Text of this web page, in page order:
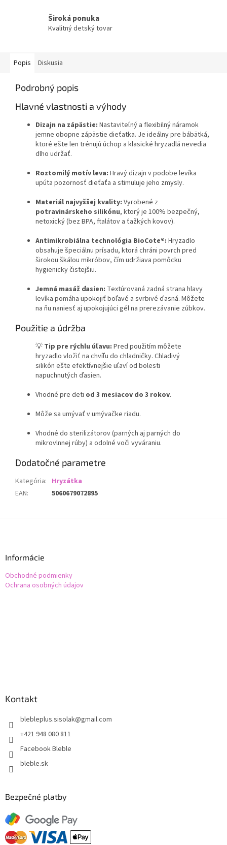
Široká ponuka
Kvalitný detský tovar
Popis Diskusia
Podrobný popis
Hlavné vlastnosti a výhody
Dizajn na zápästie: Nastaviteľný a flexibilný náramok
jemne obopne zápästie dieťatka. Je ideálny pre bábätká,
ktoré ešte len trénujú úchop a klasické hryzadlá nevedia
dlho udržať.
Roztomilý motív leva: Hravý dizajn v podobe levíka
upúta pozornosť dieťaťa a stimuluje jeho zmysly.
Materiál najvyššej kvality: Vyrobené z
potravinárskeho silikónu, ktorý je 100% bezpečný,
netoxický (bez BPA, ftalátov a ťažkých kovov).
Antimikrobiálna technológia BioCote®: Hryzadlo
obsahuje špeciálnu prísadu, ktorá chráni povrch pred
širokou škálou mikróbov, čím udržiava pomôcku
hygienicky čistejšiu.
Jemná masáž ďasien: Textúrovaná zadná strana hlavy
levíka pomáha upokojiť boľavé a svrbivé ďasná. Môžete
na ňu naniesť aj upokojujúci gél na prerezávanie zúbkov.
Použitie a údržba
💡 Tip pre rýchlu úľavu: Pred použitím môžete
hryzadlo vložiť na chvíľu do chladničky. Chladivý
silikón ešte efektívnejšie uľaví od bolesti
napuchnutých ďasien.
Vhodné pre deti od 3 mesiacov do 3 rokov.
Môže sa umývať v umývačke riadu.
Vhodné do sterilizátorov (parných aj parných do
mikrovlnnej rúby) a odolné voči vyváraniu.
Dodatočné parametre
Kategória: Hryzátka
EAN: 5060679072895
Informácie
Obchodné podmienky
Ochrana osobných údajov
Kontakt
blebleplus.sisolak@gmail.com
+421 948 080 811
Facebook Bleble
bleble.sk
Bezpečné platby